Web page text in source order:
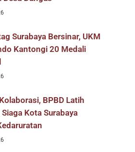
Surabaya Bersinar, UKM
Kantongi 20 Medali
BPBD Latih
Kota Surabaya